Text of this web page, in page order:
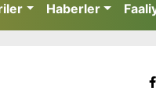
Haberler